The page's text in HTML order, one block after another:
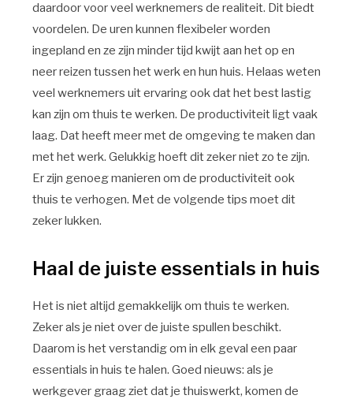
daardoor voor veel werknemers de realiteit. Dit biedt
voordelen. De uren kunnen flexibeler worden
ingepland en ze zijn minder tijd kwijt aan het op en
neer reizen tussen het werk en hun huis. Helaas weten
veel werknemers uit ervaring ook dat het best lastig
kan zijn om thuis te werken. De productiviteit ligt vaak
laag. Dat heeft meer met de omgeving te maken dan
met het werk. Gelukkig hoeft dit zeker niet zo te zijn.
Er zijn genoeg manieren om de productiviteit ook
thuis te verhogen. Met de volgende tips moet dit
zeker lukken.
Haal de juiste essentials in huis
Het is niet altijd gemakkelijk om thuis te werken.
Zeker als je niet over de juiste spullen beschikt.
Daarom is het verstandig om in elk geval een paar
essentials in huis te halen. Goed nieuws: als je
werkgever graag ziet dat je thuiswerkt, komen de